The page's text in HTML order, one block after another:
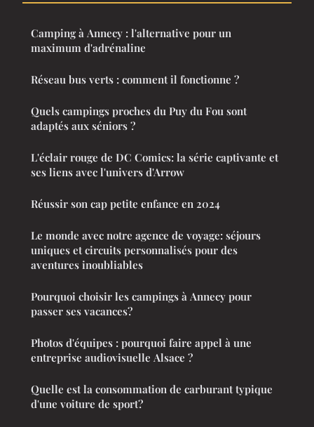
Camping à Annecy : l'alternative pour un
maximum d'adrénaline
Réseau bus verts : comment il fonctionne ?
Quels campings proches du Puy du Fou sont
adaptés aux séniors ?
L'éclair rouge de DC Comics: la série captivante et
ses liens avec l'univers d'Arrow
Réussir son cap petite enfance en 2024
Le monde avec notre agence de voyage: séjours
uniques et circuits personnalisés pour des
aventures inoubliables
Pourquoi choisir les campings à Annecy pour
passer ses vacances?
Photos d'équipes : pourquoi faire appel à une
entreprise audiovisuelle Alsace ?
Quelle est la consommation de carburant typique
d'une voiture de sport?